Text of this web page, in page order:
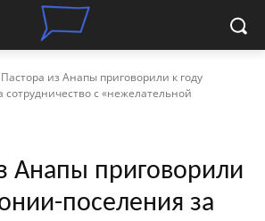
Пастора из Анапы приговорили к году
сотрудничество с «нежелательной
Анапы приговорили
поселения за